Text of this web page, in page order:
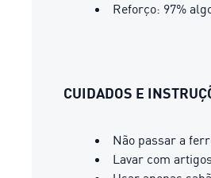
Reforço: 97%
CUIDADOS E
Não passar a
Lavar com